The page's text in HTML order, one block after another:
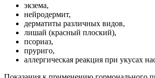
экзема,
нейродермит,
дерматиты различных видов,
лишай (красный плоский),
псориаз,
пруриго,
аллергическая реакция при укусах